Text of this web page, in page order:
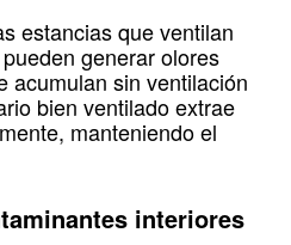
estancias que ventilan
generar olores
acumulan sin ventilación
bien ventilado extrae
manteniendo el
interiores